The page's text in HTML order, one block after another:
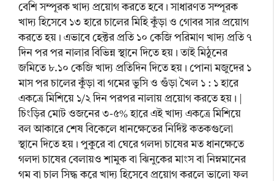
বেশি সম্পূরক খাদ্য প্রয়োগ করতে হবে। সাধারণত সম্পূরক
খাদ্য হিসেবে ১৩ হারে চালের মিহি কুঁড়া ও গোবর সার প্রয়োগ
করতে হয়। এভাবে হেক্টর প্রতি ১০ কেজি পরিমাণ খাদ্য প্রতি ৭
দিন পর পর নালার বিভিন্ন স্থানে দিতে হয়। তাই মিঠুনের
জমিতে ৮.১০ কেজি খাদ্য প্রতিদিন দিতে হয়। পোনা মজুদের ১
মাস পর চালের কুঁড়া বা গমের ভুসি ও গুঁড়া খৈল ১ : ১ হারে
একত্রে মিশিয়ে ১/২ দিন পরপর নালায় প্রয়োগ করতে হয়। |
চিংড়ির মোট ওজনের ৩-৫% হারে এই খাদ্য একত্রে মিশিয়ে
বল আকারে শেষ বিকেলে ধানক্ষেতের নির্দিষ্ট কতকগুলো
স্থানে দিতে হয়। পুকুরে বা ঘেরে গলদা চাষের মত ধানক্ষেতে
গলদা চাষের বেলায়ও শামুক বা ঝিনুকের মাংস বা নিম্নমানের
গম বা চাল সিদ্ধ করে খাদ্য হিসেবে প্রয়োগ করলে ভালো ফল